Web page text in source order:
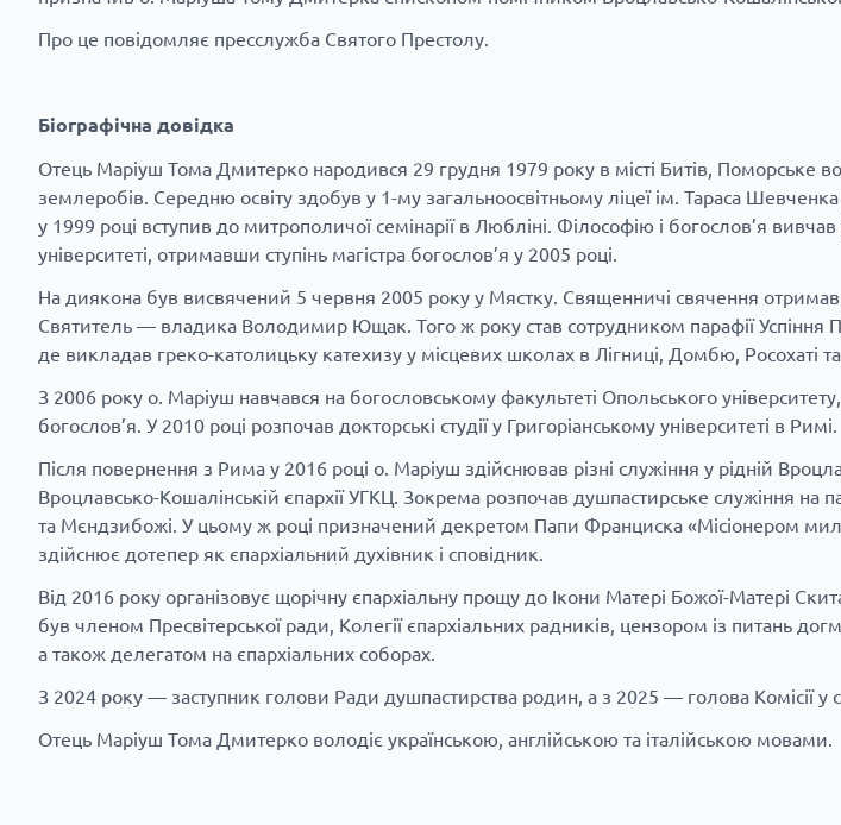
Про це повідомляє пресслужба Святого Престолу.
Біографічна довідка
Отець Маріуш Тома Дмитерко народився 29 грудня 1979 року в місті Битів, Поморське
землеробів. Середню освіту здобув у 1-му загальноосвітньому ліцеї ім. Тараса
у 1999 році вступив до митрополичої семінарії в Любліні. Філософію і богослов’я
університеті, отримавши ступінь магістра богослов’я у 2005 році.
На диякона був висвячений 5 червня 2005 року у Мястку. Священничі свячення
Святитель — владика Володимир Ющак. Того ж року став сотрудником парафії Успіння
де викладав греко-католицьку катехизу у місцевих школах в Лігниці, Домбю, Росохаті
З 2006 року о. Маріуш навчався на богословському факультеті Опольського
богослов’я. У 2010 році розпочав докторські студії у Григоріанському університеті в Римі.
Після повернення з Рима у 2016 році о. Маріуш здійснював різні служіння у рідній
Вроцлавсько-Кошалінській єпархії УГКЦ. Зокрема розпочав душпастирське служіння на
та Мєндзибожі. У цьому ж році призначений декретом Папи Франциска «Місіонером
здійснює дотепер як єпархіальний духівник і сповідник.
Від 2016 року організовує щорічну єпархіальну прощу до Ікони Матері Божої-Матері
був членом Пресвітерської ради, Колегії єпархіальних радників, цензором із питань
а також делегатом на єпархіальних соборах.
З 2024 року — заступник голови Ради душпастирства родин, а з 2025 — голова Комісії у
Отець Маріуш Тома Дмитерко володіє українською, англійською та італійською мовами.